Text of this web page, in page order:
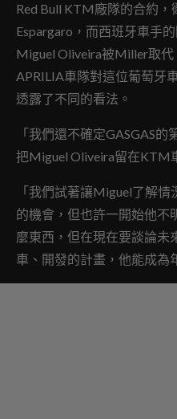
Red Bull KTM廠隊的合約
Espargaro，而西班牙車手
Miguel Oliveira被Miller取
APRILIA車隊對這位葡萄牙
透露了不同的看法。
「我們還不確定GASGAS
把Miguel Oliveira留在KTM
「我們試著讓Miguel了解
的機會，但也許一開始他不
麼東西，但在現在要談論未
車、開發的計畫，他能成為